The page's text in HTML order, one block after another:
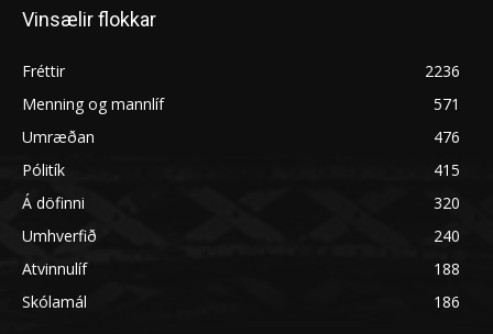
Vinsælir flokkar
Fréttir
2236
Menning og mannlíf
571
Umræðan
476
Pólitík
415
Á döfinni
320
Umhverfið
240
Atvinnulíf
188
Skólamál
186